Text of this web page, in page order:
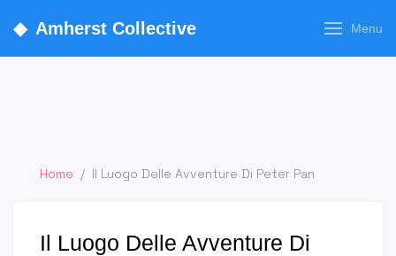
◆ Amherst Collective Menu
Home / Il Luogo Delle Avventure Di Peter Pan
Il Luogo Delle Avventure Di